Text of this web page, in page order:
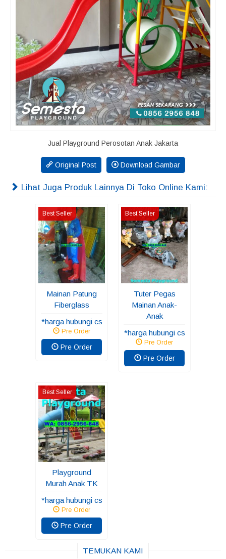
Jual Playground Perosotan Anak Jakarta
Original Post Download Gambar
Lihat Juga Produk Lainnya Di Toko Online Kami:
Best Seller
Mainan Patung
Fiberglass
*harga hubungi cs
Pre Order
Pre Order
Best Seller
Tuter Pegas
Mainan Anak-
Anak
*harga hubungi cs
Pre Order
Pre Order
Best Seller
Playground
Murah Anak TK
*harga hubungi cs
Pre Order
Pre Order
TEMUKAN KAMI